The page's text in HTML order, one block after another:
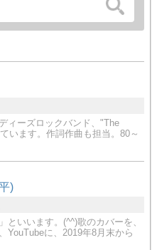
ィーズロックバンド、"The
います。作詞作曲も担当。80～
)
といいます。(^^)歌のカバーを、
YouTubeに、2019年8月末から